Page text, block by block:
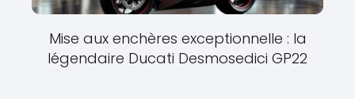
Mise aux enchères exceptionnelle : la
légendaire Ducati Desmosedici GP22